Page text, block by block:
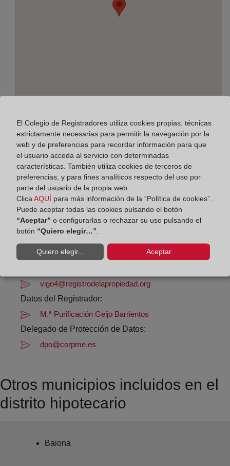
Dirección:
Real, 31, 36202
Horario:
De lunes a viernes de 09:00 a 17:00 horas
Agosto: De lunes a viernes de 09:00 a 14:00 horas
Los días 24 y 31 de diciembre de 09:00 a 14:00
horas
Datos de contacto:
vigo4@registrodelapropiedad.org
Datos del Registrador:
M.ª Purificación Geijo Barrientos
Delegado de Protección de Datos:
dpo@corpme.es
Otros municipios incluidos en el
distrito hipotecario
Baiona
El Colegio de Registradores utiliza cookies propias: técnicas
estrictamente necesarias para permitir la navegación por la
web y de preferencias para recordar información para que
el usuario acceda al servicio con determinadas
características. También utiliza cookies de terceros de
preferencias, y para fines analíticos respecto del uso por
parte del usuario de la propia web.
Clica AQUÍ para más información de la “Política de cookies”.
Puede aceptar todas las cookies pulsando el botón
“Aceptar” o configurarlas o rechazar su uso pulsando el
botón “Quiero elegir…”
Quiero elegir... Aceptar